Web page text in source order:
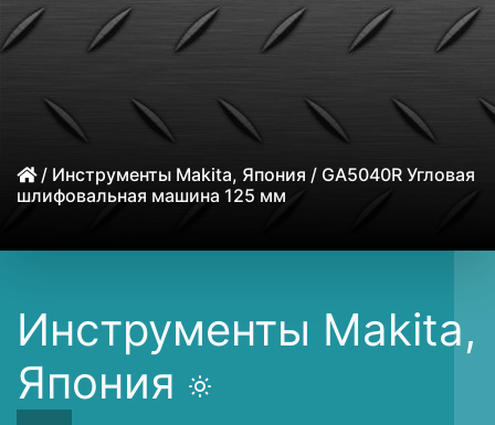
/ Инструменты Makita, Япония / GA5040R Угловая
шлифовальная машина 125 мм
Инструменты Makita,
Япония